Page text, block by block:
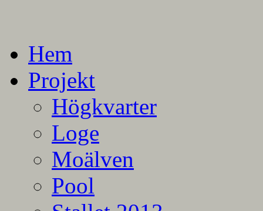
Hem
Projekt
Högkvarter
Loge
Moälven
Pool